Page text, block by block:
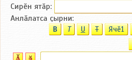
Сирӗн ятӑp:
Анлӑлатса ҫырни:
B T U T Ячӗ1